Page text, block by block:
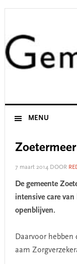
Skip
primary
navigation
Skip
content
Skip
primary
sidebar
Skip
footer
MENU
7 maart 2014DOOR
De gemeente
intensive care
openblijven.
Daarvoor hebben
aam